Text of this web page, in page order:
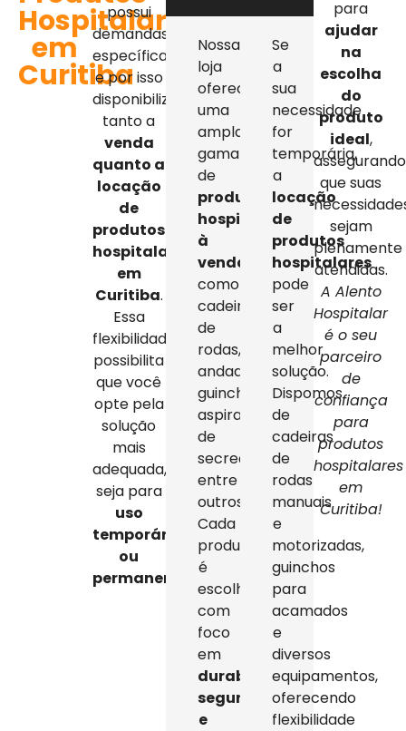
Hospitalares
em
Curitiba
possui
demandas
específicas,
e por isso
disponibilizamos
tanto a
venda
quanto a
locação
de
produtos
hospitalares
em
Curitiba.
Essa
flexibilidade
possibilita
que você
opte pela
solução
mais
adequada,
seja para
uso
temporário
ou
permanente
Nossa
loja
oferece
uma
ampla
gama
de
produtos
hospitalares
à
venda
como
cadeiras
de
rodas,
andadores,
guinchos,
aspiradores
de
secreção,
entre
outros.
Cada
produto
é
escolhido
com
foco
em
durabilidade,
segurança
e
Se
a
sua
necessidade
for
temporária,
a
locação
de
produtos
hospitalares
pode
ser
a
melhor
solução.
Dispomos
de
cadeiras
de
rodas
manuais
e
motorizadas,
guinchos
para
acamados
e
diversos
equipamentos,
oferecendo
flexibilidade
para
ajudar
na
escolha
do
produto
ideal,
assegurando
que suas
sejam
plenamente
atendidas.
A Alento
Hospitalar
é o seu
parceiro
de
confiança
para
produtos
hospitalares
em
Curitiba!